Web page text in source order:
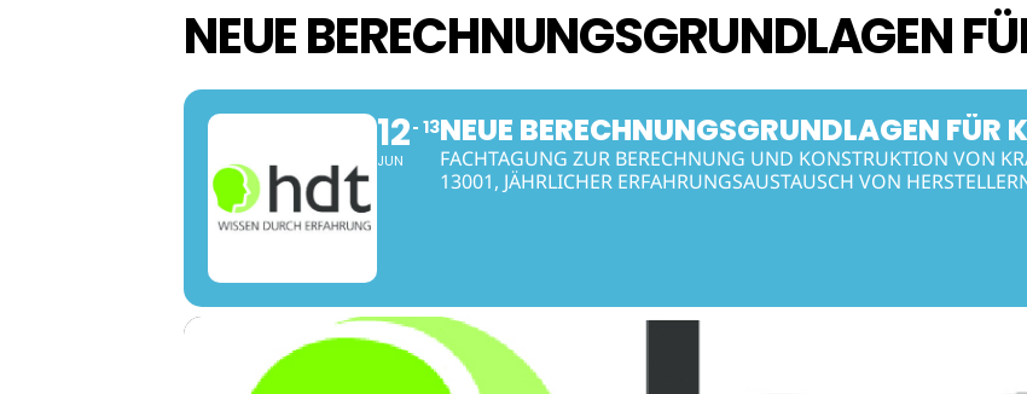
NEUE BERECHNUNGSGRUNDLAGEN
12
JUN
13NEUE BERECHNUNGSGRUNDLAGEN FÜR
FACHTAGUNG ZUR BERECHNUNG UND KONSTRUKTION VON
13001, JÄHRLICHER ERFAHRUNGSAUSTAUSCH VON